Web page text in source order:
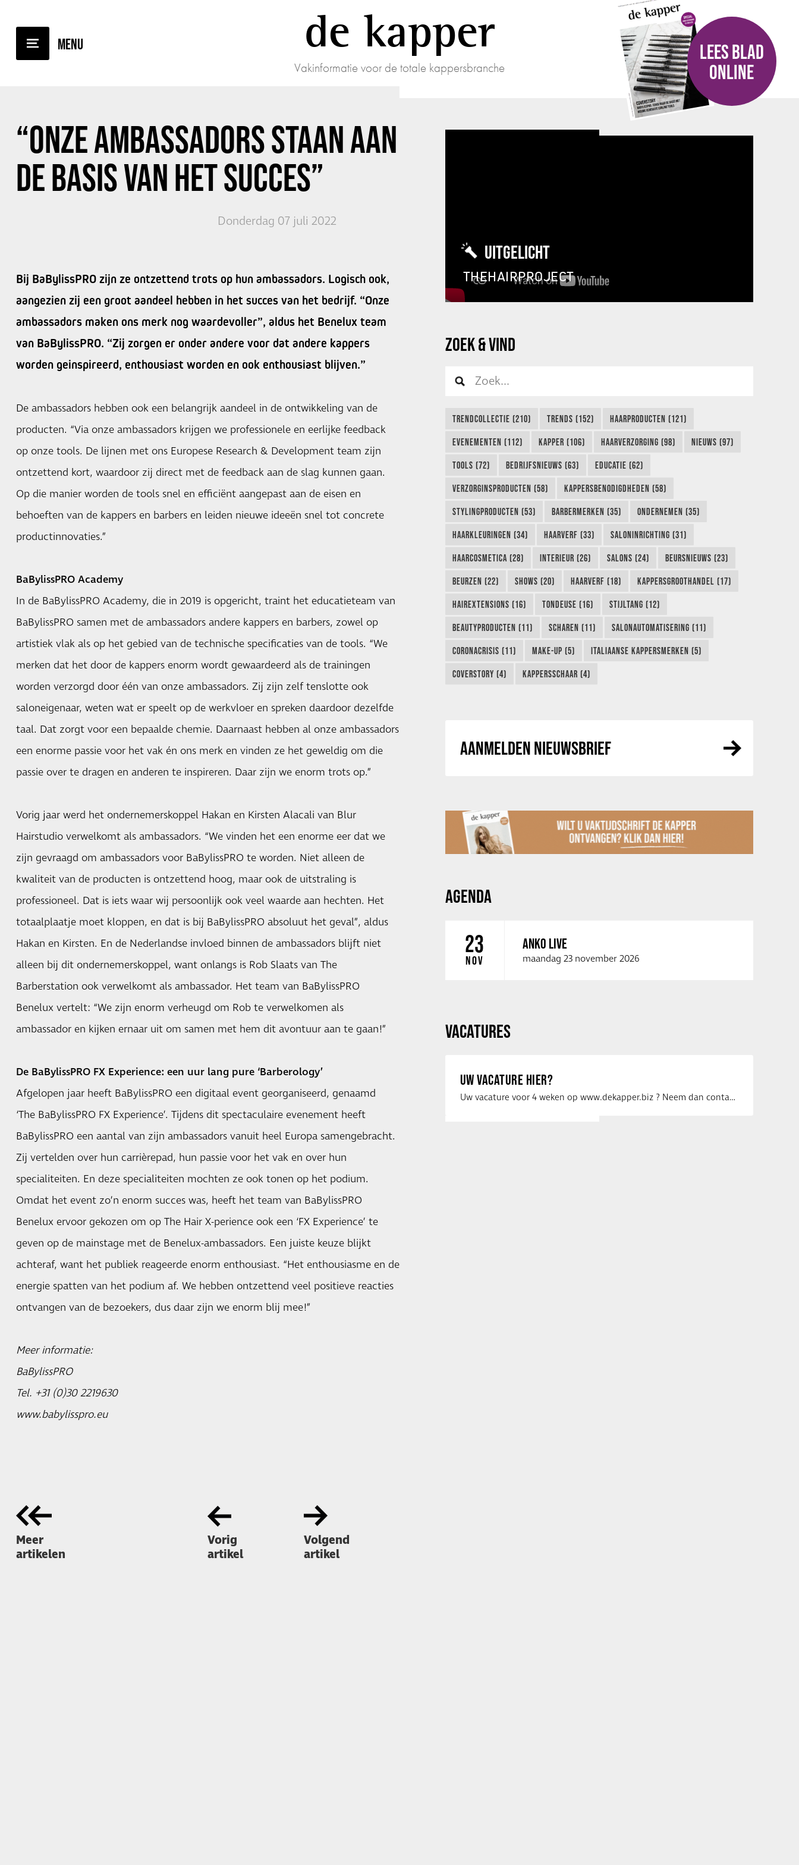
de kapper
Vakinformatie voor de totale kappersbranche
LEES BLAD
ONLINE
“ONZE AMBASSADORS STAAN AAN
DE BASIS VAN HET SUCCES”
Donderdag 07 juli 2022
Bij BaBylissPRO zijn ze ontzettend trots op hun ambassadors. Logisch ook,
aangezien zij een groot aandeel hebben in het succes van het bedrijf. “Onze
ambassadors maken ons merk nog waardevoller”, aldus het Benelux team
van BaBylissPRO. “Zij zorgen er onder andere voor dat andere kappers
worden geinspireerd, enthousiast worden en ook enthousiast blijven.”
De ambassadors hebben ook een belangrijk aandeel in de ontwikkeling van de
producten. “Via onze ambassadors krijgen we professionele en eerlijke feedback
op onze tools. De lijnen met ons Europese Research & Development team zijn
ontzettend kort, waardoor zij direct met de feedback aan de slag kunnen gaan.
Op die manier worden de tools snel en efficiënt aangepast aan de eisen en
behoeften van de kappers en barbers en leiden nieuwe ideeën snel tot concrete
productinnovaties.”
BaBylissPRO Academy
In de BaBylissPRO Academy, die in 2019 is opgericht, traint het educatieteam van
BaBylissPRO samen met de ambassadors andere kappers en barbers, zowel op
artistiek vlak als op het gebied van de technische specificaties van de tools. “We
merken dat het door de kappers enorm wordt gewaardeerd als de trainingen
worden verzorgd door één van onze ambassadors. Zij zijn zelf tenslotte ook
saloneigenaar, weten wat er speelt op de werkvloer en spreken daardoor dezelfde
taal. Dat zorgt voor een bepaalde chemie. Daarnaast hebben al onze ambassadors
een enorme passie voor het vak én ons merk en vinden ze het geweldig om die
passie over te dragen en anderen te inspireren. Daar zijn we enorm trots op.”
Vorig jaar werd het ondernemerskoppel Hakan en Kirsten Alacali van Blur
Hairstudio verwelkomt als ambassadors. “We vinden het een enorme eer dat we
zijn gevraagd om ambassadors voor BaBylissPRO te worden. Niet alleen de
kwaliteit van de producten is ontzettend hoog, maar ook de uitstraling is
professioneel. Dat is iets waar wij persoonlijk ook veel waarde aan hechten. Het
totaalplaatje moet kloppen, en dat is bij BaBylissPRO absoluut het geval”, aldus
Hakan en Kirsten. En de Nederlandse invloed binnen de ambassadors blijft niet
alleen bij dit ondernemerskoppel, want onlangs is Rob Slaats van The
Barberstation ook verwelkomt als ambassador. Het team van BaBylissPRO
Benelux vertelt: “We zijn enorm verheugd om Rob te verwelkomen als
ambassador en kijken ernaar uit om samen met hem dit avontuur aan te gaan!”
De BaBylissPRO FX Experience: een uur lang pure ‘Barberology’
Afgelopen jaar heeft BaBylissPRO een digitaal event georganiseerd, genaamd
‘The BaBylissPRO FX Experience’. Tijdens dit spectaculaire evenement heeft
BaBylissPRO een aantal van zijn ambassadors vanuit heel Europa samengebracht.
Zij vertelden over hun carrièrepad, hun passie voor het vak en over hun
specialiteiten. En deze specialiteiten mochten ze ook tonen op het podium.
Omdat het event zo’n enorm succes was, heeft het team van BaBylissPRO
Benelux ervoor gekozen om op The Hair X-perience ook een ‘FX Experience’ te
geven op de mainstage met de Benelux-ambassadors. Een juiste keuze blijkt
achteraf, want het publiek reageerde enorm enthousiast. “Het enthousiasme en de
energie spatten van het podium af. We hebben ontzettend veel positieve reacties
ontvangen van de bezoekers, dus daar zijn we enorm blij mee!”
Meer informatie:
BaBylissPRO
Tel. +31 (0)30 2219630
www.babylisspro.eu
Meer
artikelen
Vorig
artikel
Volgend
artikel
UITGELICHT
THEHAIRPROJECT
ZOEK & VIND
TRENDCOLLECTIE (210) TRENDS (152) HAARPRODUCTEN (121)
EVENEMENTEN (112) KAPPER (106) HAARVERZORGING (98) NIEUWS (97)
TOOLS (72) BEDRIJFSNIEUWS (63) EDUCATIE (62)
VERZORGINSPRODUCTEN (58) KAPPERSBENODIGDHEDEN (58)
STYLINGPRODUCTEN (53) BARBERMERKEN (35) ONDERNEMEN (35)
HAARKLEURINGEN (34) HAARVERF (33) SALONINRICHTING (31)
HAARCOSMETICA (28) INTERIEUR (26) SALONS (24) BEURSNIEUWS (23)
BEURZEN (22) SHOWS (20) HAARVERF (18) KAPPERSGROOTHANDEL (17)
HAIREXTENSIONS (16) TONDEUSE (16) STIJLTANG (12)
BEAUTYPRODUCTEN (11) SCHAREN (11) SALONAUTOMATISERING (11)
CORONACRISIS (11) MAKE-UP (5) ITALIAANSE KAPPERSMERKEN (5)
COVERSTORY (4) KAPPERSSCHAAR (4)
AANMELDEN NIEUWSBRIEF
AGENDA
23
NOV
ANKO LIVE
maandag 23 november 2026
VACATURES
UW VACATURE HIER?
Uw vacature voor 4 weken op www.dekapper.biz ? Neem dan contact op met Maaike …